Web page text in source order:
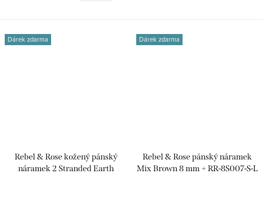
Dárek zdarma
Rebel & Rose kožený pánský
náramek 2 Stranded Earth
Dárek zdarma
Rebel & Rose pánský náramek
Mix Brown 8 mm + RR-8S007-S-L